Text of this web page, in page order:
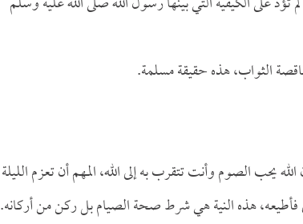
الثواب، هذه حقيقة مسلمة.
يحب الصوم وأنت تتقرب به إلى الله، المهم أن تعزم الليلة
فأطيعه، هذه النية هي شرط صحة الصيام بل ركن من أركانه.